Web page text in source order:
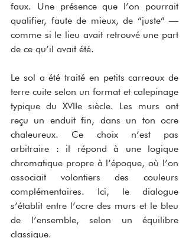
faux. Une présence que l’on pourrait
qualifier, faute de mieux, de “juste” —
comme si le lieu avait retrouvé une part
de ce qu’il avait été.
Le sol a été traité en petits carreaux de
terre cuite selon un format et calepinage
typique du XVIIe siècle. Les murs ont
reçu un enduit fin, dans un ton ocre
chaleureux. Ce choix n’est pas
arbitraire : il répond à une logique
chromatique propre à l’époque, où l’on
associait volontiers des couleurs
complémentaires. Ici, le dialogue
s’établit entre l’ocre des murs et le bleu
de l’ensemble, selon un équilibre
classique.